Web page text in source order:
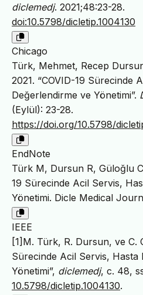
diclemedj. 2021;48:23-28.
doi:10.5798/dicletip.1004130
Chicago
Türk, Mehmet, Recep
2021. “COVID-19 Sürecinde
Değerlendirme ve Yönetimi”.
(Eylül): 23-28.
https://doi.org/10.5798/
EndNote
Türk M, Dursun R, Güloğlu
19 Sürecinde Acil Servis,
Yönetimi. Dicle Medical
IEEE
[1]M. Türk, R. Dursun, ve C.
Sürecinde Acil Servis, Hasta
Yönetimi”, diclemedj, c. 48,
10.5798/dicletip.1004130.